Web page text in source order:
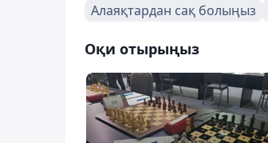
Алаяқтардан сақ болыңыз
Оқи отырыңыз